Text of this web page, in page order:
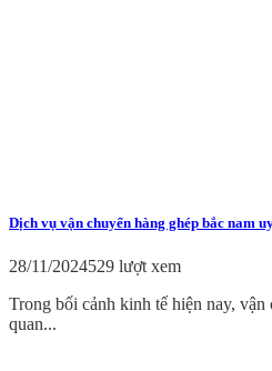
Dịch vụ vận chuyển hàng ghép bắc nam
28/11/2024529 lượt xem
Trong bối cảnh kinh tế hiện nay,
quan...